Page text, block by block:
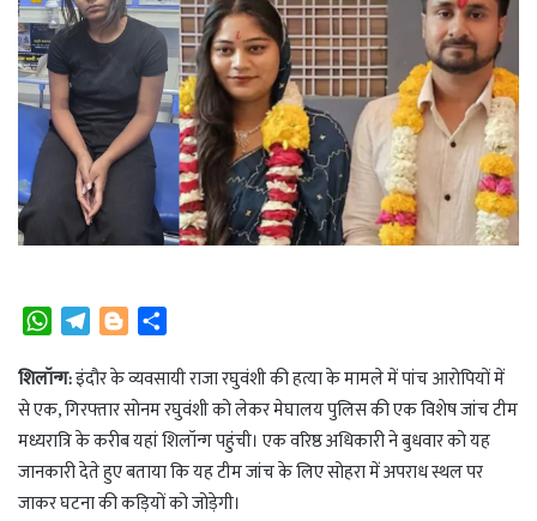
W
a
t
s
A
p
l
e
g
r
a
o
g
g
e
r
a
r
e
शिलॉन्ग:इंदौर के व्यवसायी राजा रघुवंशी की हत्या के मामले में पांच आरोपियों में
से एक, गिरफ्तार सोनम रघुवंशी को लेकर मेघालय पुलिस की एक विशेष जांच टीम
मध्यरात्रि के करीब यहां शिलॉन्ग पहुंची। एक वरिष्ठ अधिकारी ने बुधवार को यह
जानकारी देते हुए बताया कि यह टीम जांच के लिए सोहरा में अपराध स्थल पर
जाकर घटना की कड़ियों को जोड़ेगी।